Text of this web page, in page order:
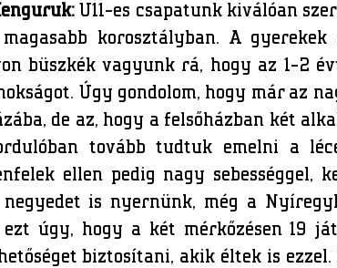
U11-es csapatunk kiválóan
korosztályban. A
büszkék vagyunk rá, hogy az 1-2
Úgy gondolom, hogy már az
de az, hogy a felsőházban két
tovább tudtuk emelni a
ellen pedig nagy sebességgel,
is nyernünk, még a
úgy, hogy a két mérkőzésen 19
biztosítani, akik éltek is ezzel.